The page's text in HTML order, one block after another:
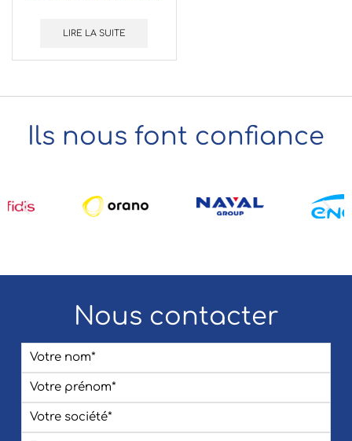
LIRE LA SUITE
Ils nous font confiance
Nous contacter